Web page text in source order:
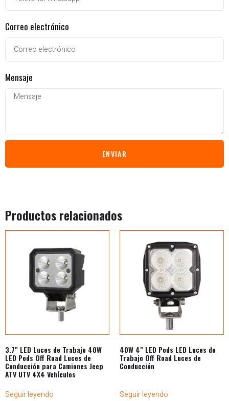
Correo electrónico
Mensaje
ENVIAR
Productos relacionados
3.7" LED Luces de Trabajo 40W
LED Pods Off Road Luces de
Conducción para Camiones Jeep
ATV UTV 4X4 Vehículos
Seguir leyendo
40W 4" LED Pods LED Luces de
Trabajo Off Road Luces de
Conducción
Seguir leyendo